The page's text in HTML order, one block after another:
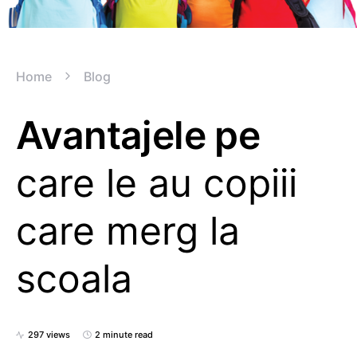
Home Blog
Avantajele pe
care le au copiii
care merg la
scoala
297 views 2 minute read